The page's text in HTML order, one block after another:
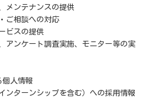
メンテナンスの提供
ご相談への対応
ビスの提供
アンケート調査実施、モニター等の実
個人情報
ンターンシップを含む）への採用情報